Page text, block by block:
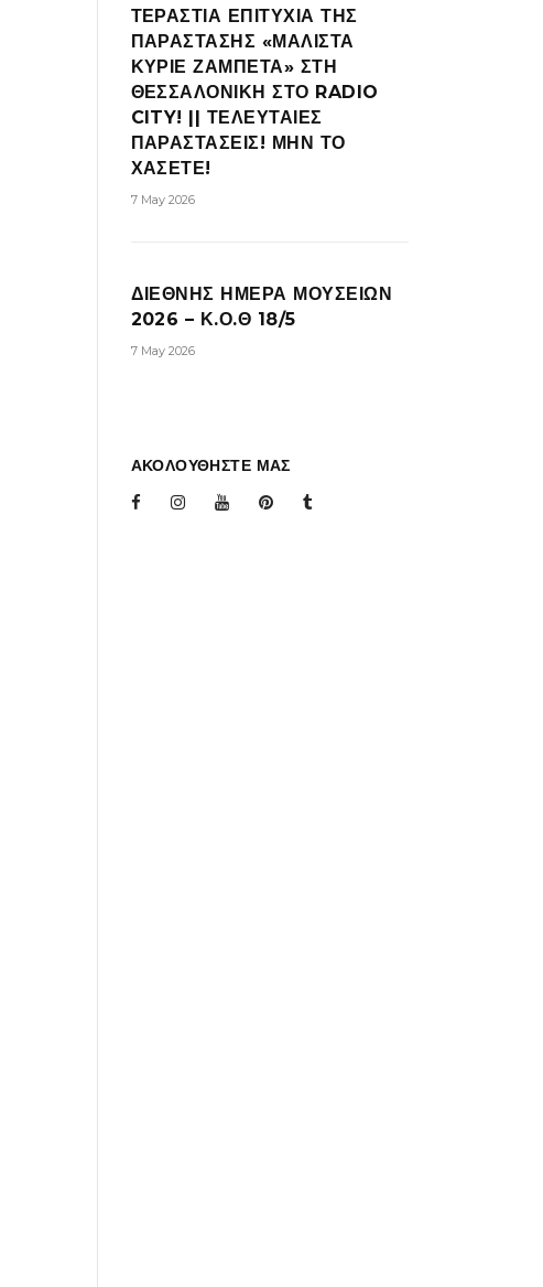
ΤΕΡΑΣΤΙΑ ΕΠΙΤΥΧΙΑ ΤΗΣ
ΠΑΡΑΣΤΑΣΗΣ «ΜΑΛΙΣΤΑ
ΚΥΡΙΕ ΖΑΜΠΕΤΑ» ΣΤΗ
ΘΕΣΣΑΛΟΝΙΚΗ ΣΤΟ RADIO
CITY! || ΤΕΛΕΥΤΑΙΕΣ
ΠΑΡΑΣΤΑΣΕΙΣ! ΜΗΝ ΤΟ
ΧΑΣΕΤΕ!
7 May 2026
ΔΙΕΘΝΗΣ ΗΜΕΡΑ ΜΟΥΣΕΙΩΝ
2026 – Κ.Ο.Θ 18/5
7 May 2026
ΑΚΟΛΟΥΘΗΣΤΕ ΜΑΣ